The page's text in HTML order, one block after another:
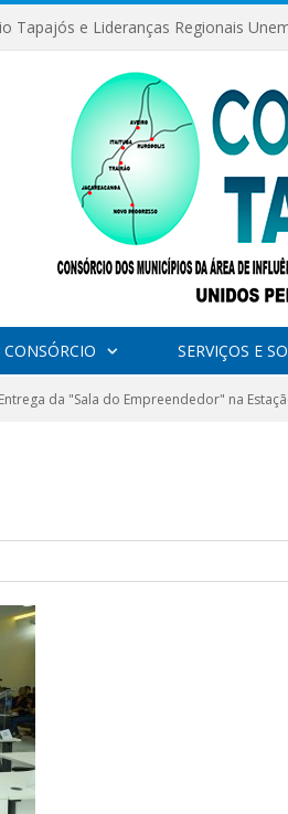
CONSÓRCIO SERVIÇOS E
Entrega da "Sala do Empreendedor" na